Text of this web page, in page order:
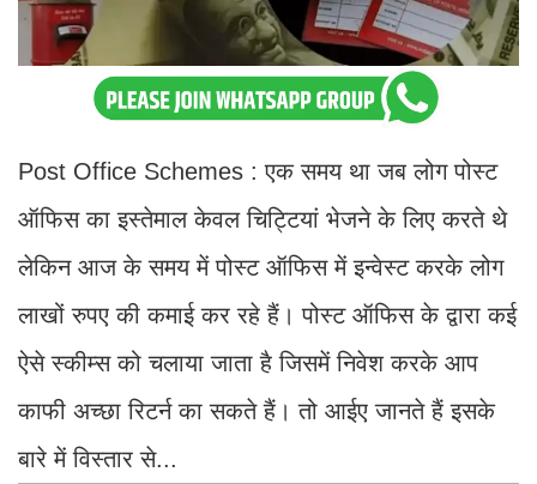
Post Office Schemes : एक समय था जब लोग पोस्ट
ऑफिस का इस्तेमाल केवल चिट्टियां भेजने के लिए करते थे
लेकिन आज के समय में पोस्ट ऑफिस में इन्वेस्ट करके लोग
लाखों रुपए की कमाई कर रहे हैं। पोस्ट ऑफिस के द्वारा कई
ऐसे स्कीम्स को चलाया जाता है जिसमें निवेश करके आप
काफी अच्छा रिटर्न का सकते हैं। तो आईए जानते हैं इसके
बारे में विस्तार से...